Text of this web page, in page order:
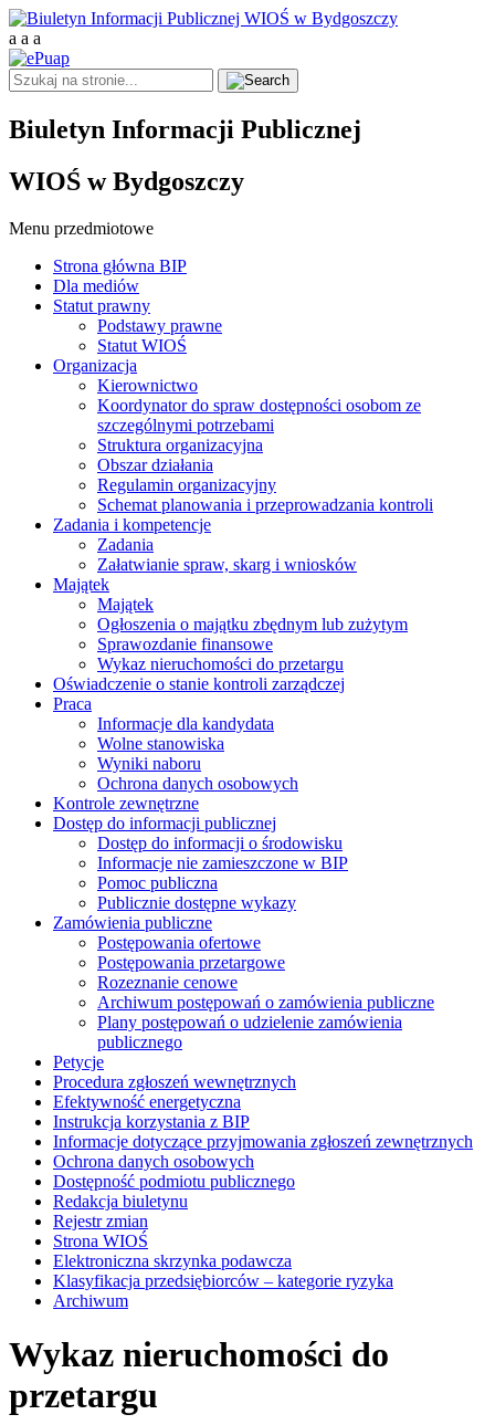
a a a
Biuletyn Informacji Publicznej
WIOŚ w Bydgoszczy
Menu przedmiotowe
Strona główna BIP
Dla mediów
Statut prawny
Podstawy prawne
Statut WIOŚ
Organizacja
Kierownictwo
Koordynator do spraw dostępności osobom ze
szczególnymi potrzebami
Struktura organizacyjna
Obszar działania
Regulamin organizacyjny
Schemat planowania i przeprowadzania kontroli
Zadania i kompetencje
Zadania
Załatwianie spraw, skarg i wniosków
Majątek
Majątek
Ogłoszenia o majątku zbędnym lub zużytym
Sprawozdanie finansowe
Wykaz nieruchomości do przetargu
Oświadczenie o stanie kontroli zarządczej
Praca
Informacje dla kandydata
Wolne stanowiska
Wyniki naboru
Ochrona danych osobowych
Kontrole zewnętrzne
Dostęp do informacji publicznej
Dostęp do informacji o środowisku
Informacje nie zamieszczone w BIP
Pomoc publiczna
Publicznie dostępne wykazy
Zamówienia publiczne
Postępowania ofertowe
Postępowania przetargowe
Rozeznanie cenowe
Archiwum postępowań o zamówienia publiczne
Plany postępowań o udzielenie zamówienia
publicznego
Petycje
Procedura zgłoszeń wewnętrznych
Efektywność energetyczna
Instrukcja korzystania z BIP
Informacje dotyczące przyjmowania zgłoszeń zewnętrznych
Ochrona danych osobowych
Dostępność podmiotu publicznego
Redakcja biuletynu
Rejestr zmian
Strona WIOŚ
Elektroniczna skrzynka podawcza
Klasyfikacja przedsiębiorców – kategorie ryzyka
Archiwum
Wykaz nieruchomości do
przetargu